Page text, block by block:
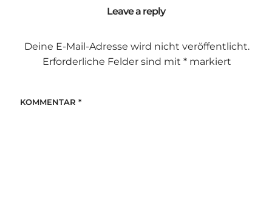
Leave a reply
Deine E-Mail-Adresse wird nicht veröffentlicht.
Erforderliche Felder sind mit *markiert
KOMMENTAR *